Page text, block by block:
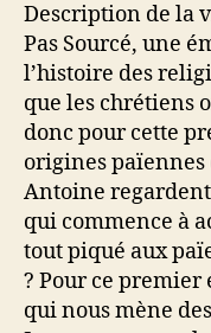
Description de la
Pas Sourcé, une
l’histoire des
que les chrétiens
donc pour cette
origines
Antoine
qui commence à
tout piqué aux
? Pour ce premier
qui nous mène